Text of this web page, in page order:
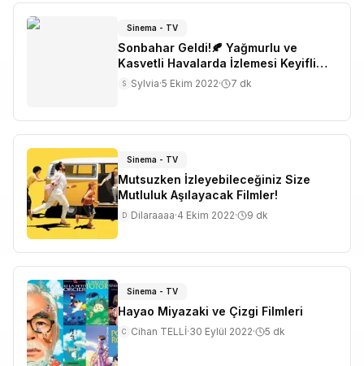
Sinema - TV
Sonbahar Geldi!🍂 Yağmurlu ve
Kasvetli Havalarda İzlemesi Keyifli
Olan Dizi/Film Önerileri
S Sylvia·5 Ekim 2022· 7 dk
Sinema - TV
Mutsuzken İzleyebileceğiniz Size
Mutluluk Aşılayacak Filmler!
D Dilaraaaa·4 Ekim 2022· 9 dk
Sinema - TV
Hayao Miyazaki ve Çizgi Filmleri
C Cihan TELLİ·30 Eylül 2022· 5 dk